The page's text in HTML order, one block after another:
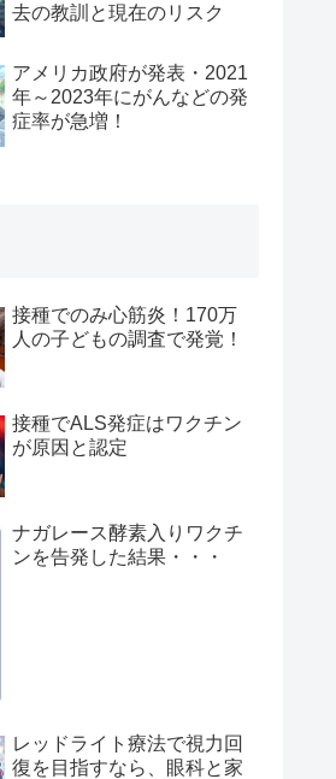
去の教訓と現在のリスク
アメリカ政府が発表・2021
年～2023年にがんなどの発
症率が急増！
接種でのみ心筋炎！170万
人の子どもの調査で発覚！
接種でALS発症はワクチン
が原因と認定
ナガレース酵素入りワクチ
ンを告発した結果・・・
レッドライト療法で視力回
復を目指すなら、眼科と家